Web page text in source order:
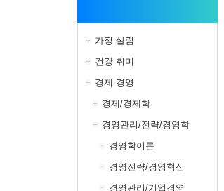
가정 살림
건강 취미
경제 경영
경제/경제학
경영관리/전략/경영학
경영학이론
경영전략/경영혁신
경영관리/기업경영